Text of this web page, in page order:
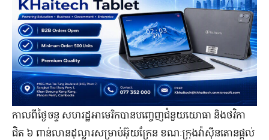
កាលពី​ថ្ងៃ​ចន្ទ សហរដ្ឋ​អាមេរិក​​បាន​បញ្ចេញ​ជំនួយ​យោធា និង​ថវិកា​
ជិត ៦ ពាន់​លាន​ដុល្លារ​សម្រាប់​អ៊ុយក្រែន ខណៈ​ក្រុង​វ៉ាស៊ីនតោន​ផ្តល់